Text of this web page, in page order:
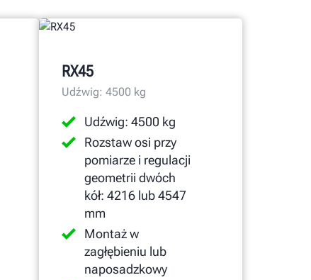
RX45
Udźwig: 4500 kg
Udźwig: 4500 kg
Rozstaw osi przy
pomiarze i regulacji
geometrii dwóch
kół: 4216 lub 4547
mm
Montaż w
zagłębieniu lub
naposadzkowy